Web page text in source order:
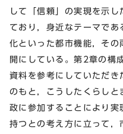
して「信頼」の実現を示
ており，身近なテーマで
化といった都市機能，そ
開にしている。第2章の構
資料を参考にしていただ
のもと，こうしたくらし
政に参加することにより実
持つとの考え方に立って，